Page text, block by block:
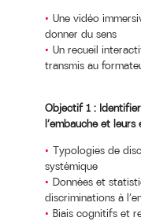
Une vidéo
donner du sens
Un recueil
transmis au
Objectif 1 :
l’embauche et leurs
Typologies de
systémique
Données et
discriminations à
Biais cognitifs et